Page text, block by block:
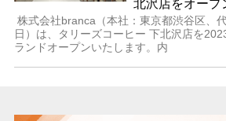
北沢店をオープ
株式会社branca（本社：東京都渋谷区、
日）は、タリーズコーヒー 下北沢店を
ランドオープンいたします。内